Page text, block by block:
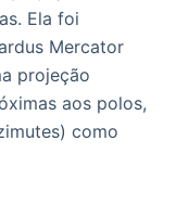
Ela foi
Mercator
projeção
aos polos,
como